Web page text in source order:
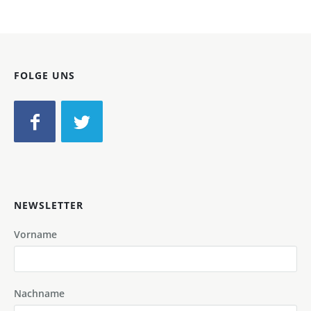
FOLGE UNS
NEWSLETTER
Vorname
Nachname